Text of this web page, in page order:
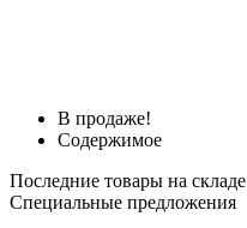
В продаже!
Содержимое
Последние товары на складе
Специальные предложения